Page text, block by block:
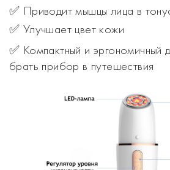
✅ Приводит мышцы лица в
✅ Улучшает цвет кожи
✅ Компактный и эргономичный
брать прибор в путешествия